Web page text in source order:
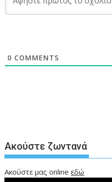
0 COMMENTS
Ακούστε ζωντανά
Ακούστε μας onlineεδώ